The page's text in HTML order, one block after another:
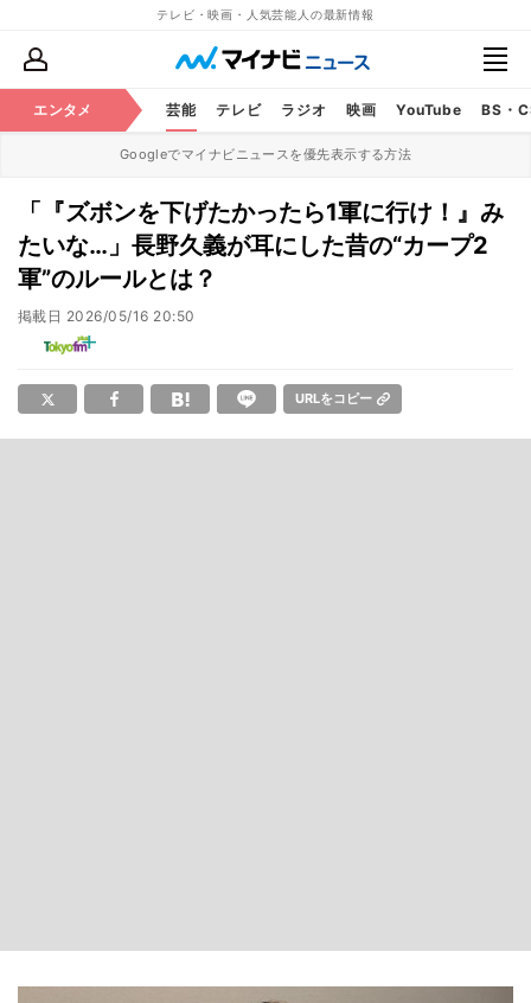
テレビ・映画・人気芸能人の最新情報
エンタメ 芸能 テレビ ラジオ 映画 YouTube BS・
Googleでマイナビニュースを優先表示する方法
「『ズボンを下げたかったら1軍に行け！』み
たいな…」長野久義が耳にした昔の“カープ2
軍”のルールとは？
掲載日 2026/05/16 20:50
URLをコピー